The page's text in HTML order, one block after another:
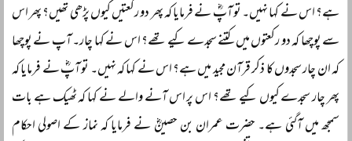
ہے؟ اس نے کہا نہیں۔ تو آپؓ نے فرمایا کہ پھر دو رکعتیں کیوں پڑھی تھیں؟ پھر اس
سے پوچھا کہ دو رکعتوں میں کتنے سجدے کیے تھے؟ اس نے کہا چار۔ آپ نے پوچھا
کہ ان چار سجدوں کا ذکر قرآن مجید میں ہے؟ اس نے کہا کہ نہیں۔ تو آپؓ نے فرمایا کہ
پھر چار سجدے کیوں کیے تھے؟ اس پر اس آنے والے نے کہا کہ ٹھیک ہے بات
سمجھ میں آگئی ہے۔ حضرت عمران بن حصینؓ نے فرمایا کہ نماز کے اصولی احکام